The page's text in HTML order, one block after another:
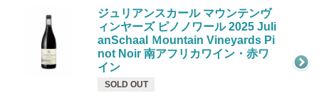
ジュリアンスカール マウンテンヴ
ィンヤーズ ピノノワール 2025 Juli
anSchaal Ｍountain Vineyards Pi
not Noir 南アフリカワイン・赤ワ
イン
SOLD OUT